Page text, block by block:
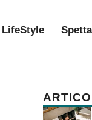
LifeStyle